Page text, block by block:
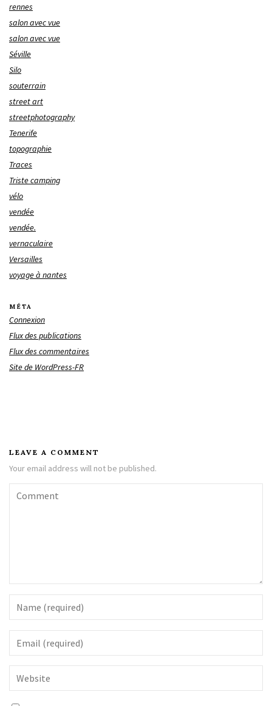
rennes
salon avec vue
salon avec vue
Séville
Silo
souterrain
street art
streetphotography
Tenerife
topographie
Traces
Triste camping
vélo
vendée
vendée.
vernaculaire
Versailles
voyage à nantes
MÉTA
Connexion
Flux des publications
Flux des commentaires
Site de WordPress-FR
LEAVE A COMMENT
Your email address will not be published.